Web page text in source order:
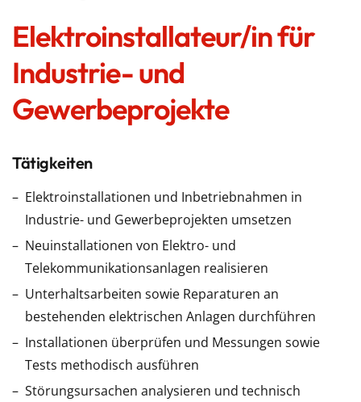
Elektroinstallateur/in für
Industrie- und
Gewerbeprojekte
Tätigkeiten
Elektroinstallationen und Inbetriebnahmen in
Industrie- und Gewerbeprojekten umsetzen
Neuinstallationen von Elektro- und
Telekommunikationsanlagen realisieren
Unterhaltsarbeiten sowie Reparaturen an
bestehenden elektrischen Anlagen durchführen
Installationen überprüfen und Messungen sowie
Tests methodisch ausführen
Störungsursachen analysieren und technisch